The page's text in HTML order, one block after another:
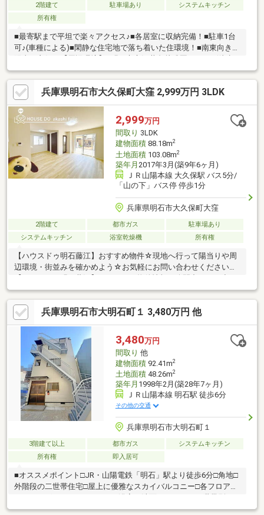
2階建て 駐車場あり
システムキッチン
所有権
■最寄駅まで平坦で楽々アクセス♪■各居室に収納完備！■駐車1台
可♪(車種による)■閑静な住宅地で落ち着いた住環境！■南東向きで
陽当り良好！【周辺環境】●明石市立江井島幼稚園…1226m(徒歩
約16分)●明石市立江井島小学校…1050m(徒歩約14分)●明石市立江
井島中学校…1014m(徒歩約13分)●AコープJAファーマーズプチフ
レッシュ・モア江井ヶ島店…848m(徒歩約11分)●ハローズ魚住店…
936m(徒歩約12分)●セブンイレブン明石西江井ヶ島西店…418m(徒
歩約6分)●ウエルシア明石西江井ケ島店…643m(徒歩約9分)●西江井
島病院…638m(徒歩約8分)
兵庫県明石市大久保町大窪 2,999万円 3LDK
2,999万円
間取り 3LDK
建物面積88.18m2
土地面積103.08m2
築年月 2017年3月(築9年6ヶ月)
ＪＲ山陽本線 大久保駅 バス5分/
「山の下」バス停 停歩1分
兵庫県明石市大久保町大窪
2階建て 都市ガス
駐車場あり
システムキッチン
浴室乾燥機 所有権
【ハウスドゥ明石藤江】おすすめ物件☆現地へ行って陽当りや周
辺環境・街並みを確かめよう☆お気軽にお問い合わせください
な事でもご相談ください全力でお手伝い・サポートさせていただ
きます！～お客様のより近くにある安心・便利・信頼されるお店
づくりを展開中～
兵庫県明石市大明石町１ 3,480万円 他
3,480万円
間取り 他
建物面積92.41m2
土地面積48.26m2
築年月 1998年2月(築28年7ヶ月)
ＪＲ山陽本線 明石駅 徒歩6分
その他の交通
兵庫県明石市大明石町１
3階建て以上 都市ガス
システムキッチン
所有権
即入居可
■オススメポイント□JR・山陽電鉄「明石」駅より徒歩6分□角地□
外階段の二世帯住宅□屋上に優雅なスカイバルコニー□各フロアに
ご利用頂けます□鉄骨造の3階建